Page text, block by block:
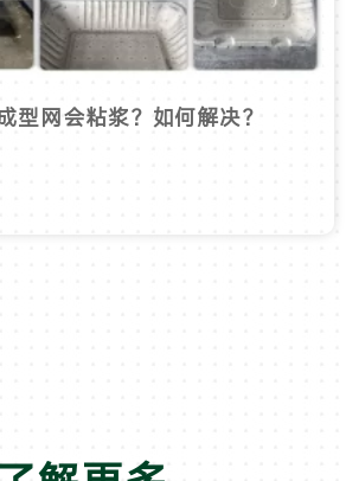
型网会粘浆？如何解决？